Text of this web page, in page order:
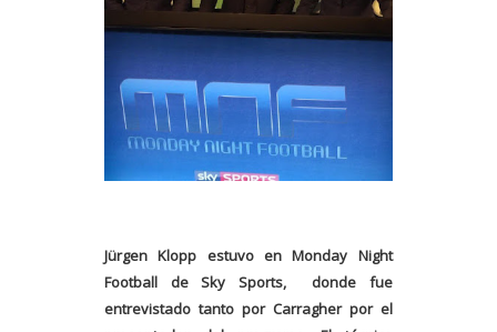
Jürgen Klopp estuvo en Monday Night
Football de Sky Sports, donde fue
entrevistado tanto por Carragher por el